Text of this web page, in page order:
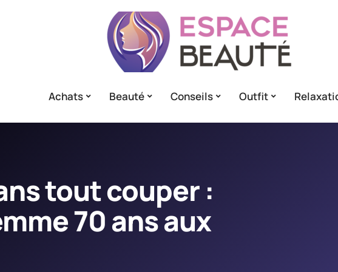
Achats Beauté Conseils Outfit
tout couper :
70 ans aux